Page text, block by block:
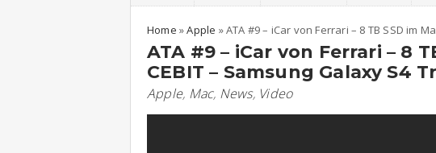
Home »Apple »ATA #9 – iCar von Ferrari – 8 TB SSD im
ATA #9 – iCar von Ferrari – 8
CEBIT – Samsung Galaxy S4
Apple, Mac, News, Video